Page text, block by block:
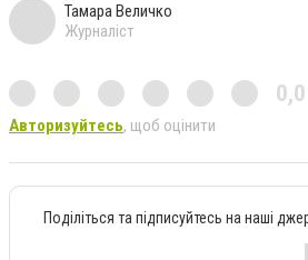
Тамара Величко
Журналіст
0,0
Авторизуйтесь, щоб оцінити
Поділіться та підписуйтесь на наші